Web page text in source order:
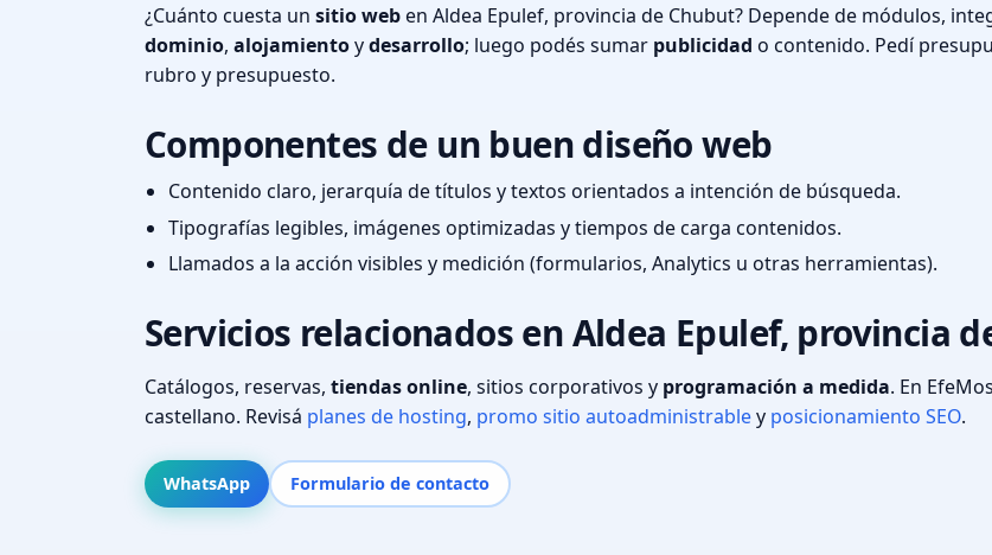
¿Cuánto cuesta un sitio weben Aldea Epulef, provincia de Chubut? Depende de módulos,
dominio, alojamientoydesarrollo; luego podés sumar publicidad o contenido. Pedí
rubro y presupuesto.
Componentes de un buen diseño web
Contenido claro, jerarquía de títulos y textos orientados a intención de búsqueda.
Tipografías legibles, imágenes optimizadas y tiempos de carga contenidos.
Llamados a la acción visibles y medición (formularios, Analytics u otras herramientas).
Servicios relacionados en Aldea Epulef, provincia
Catálogos, reservas, tiendas online, sitios corporativos y programación a medida. En
castellano. Revisá planes de hosting, promo sitio autoadministrabley posicionamiento SEO.
WhatsApp Formulario de contacto